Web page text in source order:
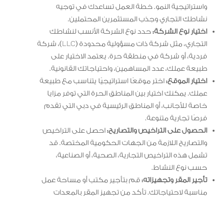
واستراتيجية النمو. خطة العمل تساعدك في توجيه
نشاطك التجاري وجذب المستثمرين المحتملين.
اختيار نوع الشركة:حدد نوع الشركة الأنسب لنشاطك
التجاري، مثل شركة ذات مسؤولية محدودة (LLC)، شركة
فردية، أو شركة في منطقة حرة. يعتمد الاختيار على
طبيعة عملك، عدد المساهمين، واحتياجاتك القانونية.
اختيار الموقع: اختر موقعًا استراتيجيًا يتناسب مع طبيعة
عملك. يمكنك اختيار بين المناطق الحرة التي توفر مزايا
خاصة للأجانب، أو المناطق الرئيسية في دبي التي تقدم
فرصًا تجارية متنوعة.
الحصول على التراخيص والتصاريح: احصل على التراخيص
والتصاريح اللازمة من الجهات الحكومية المختصة. قد
تشمل هذه التراخيص التجارية، الصحية، أو الصناعية،
حسب نوع النشاط.
تأجير المقر وتجهيزاته:قم بتأجير مكتب أو مساحة عمل
مناسبة لاحتياجاتك. تأكد من تجهيز المقر بالمعدات